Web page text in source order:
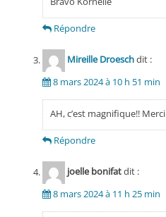
Répondre
Mireille Droeschdit :
8 mars 2024 à 10 h 51 min
AH, c’est magnifique!! Merci
Répondre
joelle bonifatdit :
8 mars 2024 à 11 h 25 min